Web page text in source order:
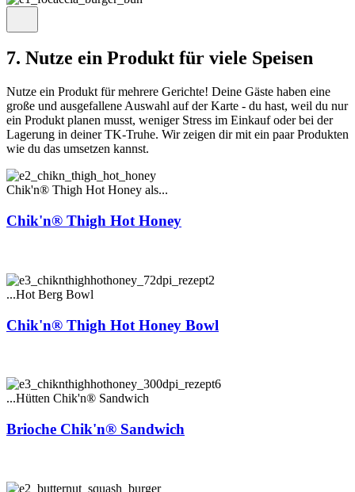
7. Nutze ein Produkt für viele Speisen
Nutze ein Produkt für mehrere Gerichte! Deine Gäste haben eine
große und ausgefallene Auswahl auf der Karte - du hast, weil du nur
ein Produkt planen musst, weniger Stress im Einkauf oder bei der
Lagerung in deiner TK-Truhe. Wir zeigen dir mit ein paar Produkten
wie du das umsetzen kannst.
Chik'n® Thigh Hot Honey als...
Chik'n® Thigh Hot Honey
...Hot Berg Bowl
Chik'n® Thigh Hot Honey Bowl
...Hütten Chik'n® Sandwich
Brioche Chik'n® Sandwich